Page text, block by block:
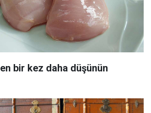
bir kez daha düşünün